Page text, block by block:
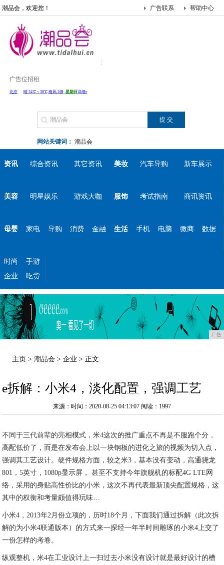
潮品会，欢迎您！ 帮助中心
广告联系
广告位招租
网站关键词： 潮品会
资讯 综合资讯 其它资讯 美妆 汽车导购 新车展示
美容 明星娱乐 游戏大咖 服饰 考试指南 商讯资讯
母婴 家电 导购 消费 金融 生活 手机 电脑 微商 数据
时尚
手游
企业
吃货
广告
主页 >潮品会 >企业 > 正文
e拆解：小米4，淡化配置，强调工艺
来源：时间：2020-08-25 04:13:07 阅读：1997
不同于三代前辈的亮相模式，米4这次的推广重点不再是不服跑个分，
高配低价了，而是在发布会上以一块钢板的进化之旅的视频为切入点，
强调其工艺设计。硬件规格方面，较之米3，基本没有变动，高通骁龙
801，5英寸，1080p显示屏， 甚至不支持今年旗舰机的标配4G LTE网
络，采用的身贴高性价比的小米，这次不再代表最新顶尖配置规格，这
其中的权衡和考量颇值得玩味…
小米4，2013年2月份立项的，历时18个月，下面我们通过拆解（此次拆
解的为小米4联通版本）的方式来一探经一年半时间雕琢的小米4上交了
一份怎样的考卷。
纵观整机，米4在工业设计上一扫过去小米没有设计就是最好设计的槽